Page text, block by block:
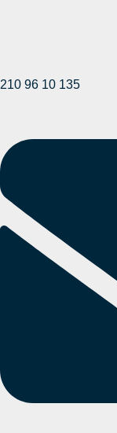
210 96 10 135